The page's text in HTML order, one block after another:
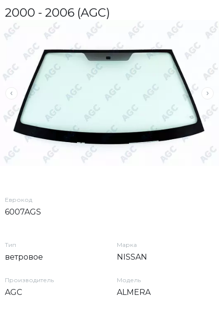
2000 - 2006 (AGC)
Еврокод
6007AGS
Тип
ветровое
Марка
NISSAN
Производитель
AGC
Модель
ALMERA